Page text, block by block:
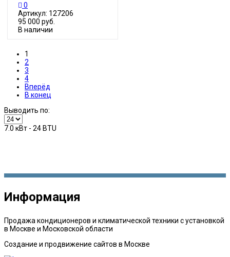
0
Артикул: 127206
95 000 руб.
В наличии
1
2
3
4
Вперёд
В конец
Выводить по:
7.0 кВт - 24 BTU
Информация
Продажа кондиционеров и климатической техники с установкой
в Москве и Московской области
Создание и продвижение сайтов в Москве